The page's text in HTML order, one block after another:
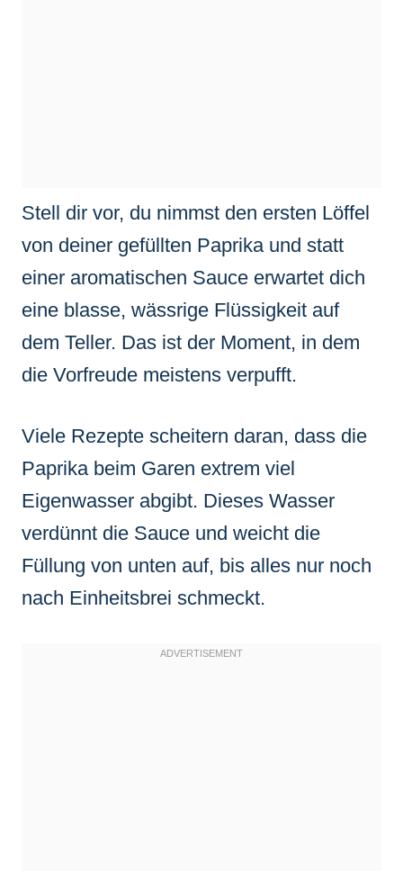
Stell dir vor, du nimmst den ersten Löffel
von deiner gefüllten Paprika und statt
einer aromatischen Sauce erwartet dich
eine blasse, wässrige Flüssigkeit auf
dem Teller. Das ist der Moment, in dem
die Vorfreude meistens verpufft.
Viele Rezepte scheitern daran, dass die
Paprika beim Garen extrem viel
Eigenwasser abgibt. Dieses Wasser
verdünnt die Sauce und weicht die
Füllung von unten auf, bis alles nur noch
nach Einheitsbrei schmeckt.